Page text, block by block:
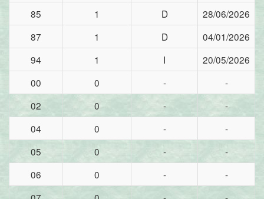
85 1 D
28/06/2026
87
1 D
04/01/2026
94
1 I
20/05/2026
00
0 -
-
02
0 -
-
04
0 -
-
05
0 -
-
06
0 -
-